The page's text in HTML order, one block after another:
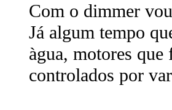
Com o dimmer
Já algum tempo
àgua, motores que
controlados por